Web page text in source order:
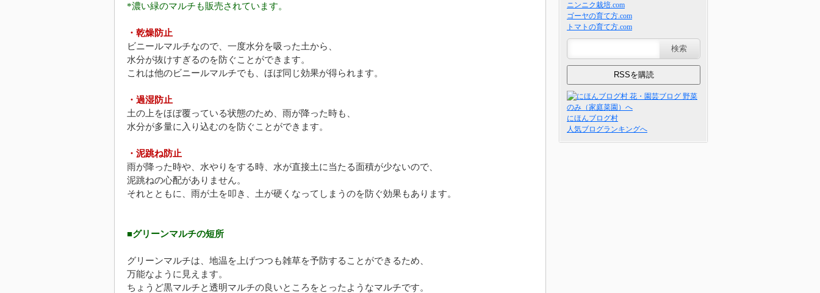
*濃い緑のマルチも販売されています。
・乾燥防止
ビニールマルチなので、一度水分を吸った土から、
水分が抜けすぎるのを防ぐことができます。
これは他のビニールマルチでも、ほぼ同じ効果が得られます。
・過湿防止
土の上をほぼ覆っている状態のため、雨が降った時も、
水分が多量に入り込むのを防ぐことができます。
・泥跳ね防止
雨が降った時や、水やりをする時、水が直接土に当たる面積が少ないので、
泥跳ねの心配がありません。
それとともに、雨が土を叩き、土が硬くなってしまうのを防ぐ効果もあります。
■グリーンマルチの短所
グリーンマルチは、地温を上げつつも雑草を予防することができるため、
万能なように見えます。
ちょうど黒マルチと透明マルチの良いところをとったようなマルチです。
ニンニク栽培.com
ゴーヤの育て方.com
トマトの育て方.com
にほんブログ村
人気ブログランキングへ